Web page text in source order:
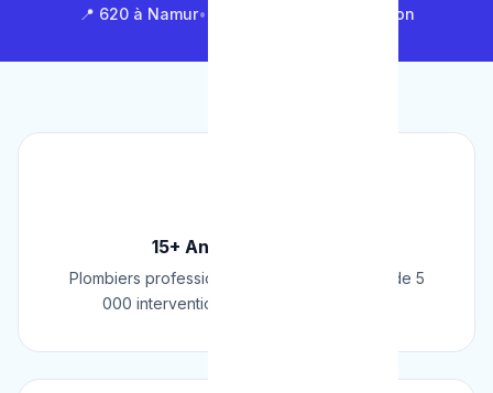
📍 620 à Namur• 📍 1 430 en Brabant Wallon
15+ Ans d'Expérience
Plombiers professionnels depuis 2009. Plus de 5
000 interventions réussies en Belgique.